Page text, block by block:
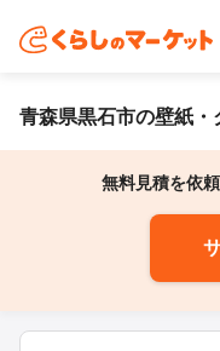
青森県黒石市の壁紙・
無料見積を依